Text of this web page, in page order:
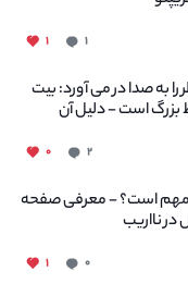
۱ ۱
به صدا در می آورد: بیت
است - دلیل آن
۲ ۰
مهم است؟ - معرفی صفحه
در نااریب
۰ ۱